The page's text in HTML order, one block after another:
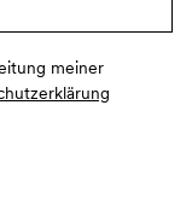
meiner